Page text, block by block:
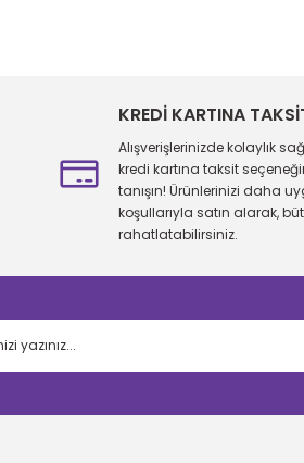
KREDİ KARTINA
Alışverişlerinizde kolaylık
kredi kartına taksit
tanışın! Ürünlerinizi daha
koşullarıyla satın alarak,
rahatlatabilirsiniz.